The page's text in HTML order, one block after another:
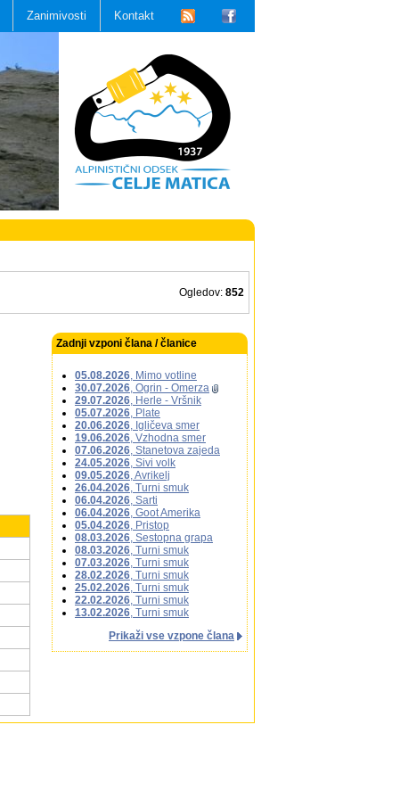
Zanimivosti Kontakt
Ogledov: 852
Zadnji vzponi člana / članice
05.08.2026, Mimo votline
30.07.2026, Ogrin - Omerza
29.07.2026, Herle - Vršnik
05.07.2026, Plate
20.06.2026, Igličeva smer
19.06.2026, Vzhodna smer
07.06.2026, Stanetova zajeda
24.05.2026, Sivi volk
09.05.2026, Avrikelj
26.04.2026, Turni smuk
06.04.2026, Sarti
06.04.2026, Goot Amerika
05.04.2026, Pristop
08.03.2026, Sestopna grapa
08.03.2026, Turni smuk
07.03.2026, Turni smuk
28.02.2026, Turni smuk
25.02.2026, Turni smuk
22.02.2026, Turni smuk
13.02.2026, Turni smuk
Prikaži vse vzpone člana